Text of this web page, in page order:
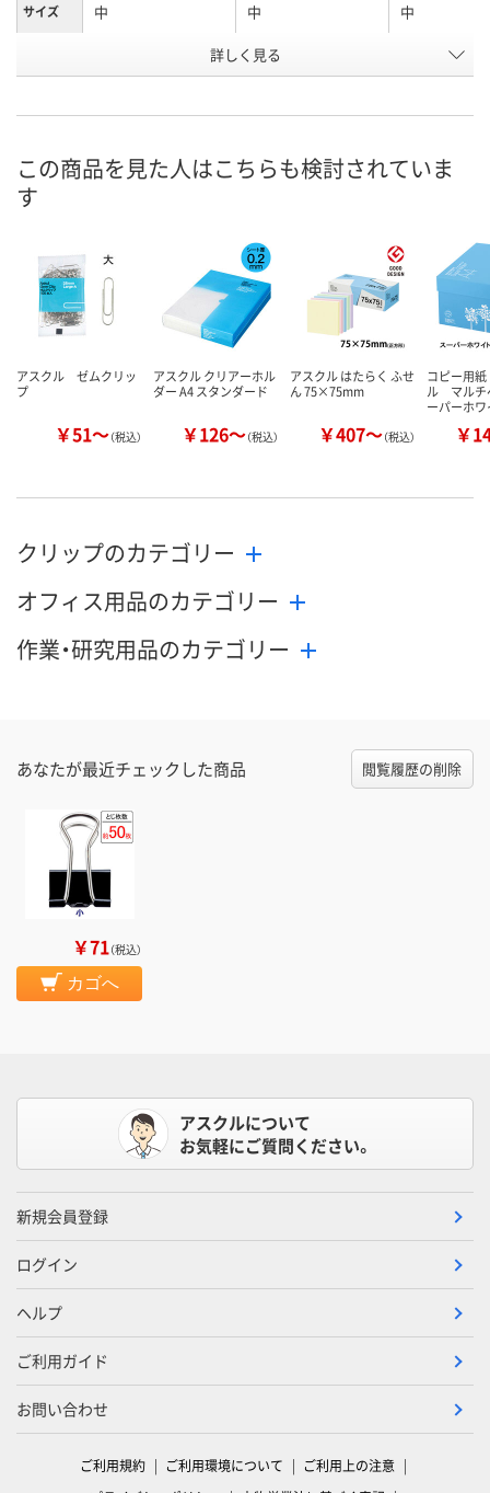
サイズ 中 中 中
8226274
8月8日（土）
カ
詳しく見る
この商品を見た人はこちらも検討されていま
す
アスクル ゼムクリッ
プ
￥51～（税込）
アスクル クリアーホル
ダー A4 スタンダード
￥126～（税込）
アスクル はたらく ふせ
ん 75×75mm
￥407～（税込）
コピー用
ル マルチ
ーパーホワ
￥
クリップのカテゴリー
オフィス用品のカテゴリー
作業・研究用品のカテゴリー
あなたが最近チェックした商品 閲覧履歴の削除
￥71（税込）
カゴへ
アスクルについて
お気軽にご質問ください。
新規会員登録
ログイン
ヘルプ
ご利用ガイド
お問い合わせ
ご利用規約 ご利用環境について
ご利用上の注意